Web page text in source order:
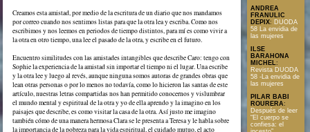
Creamos esta amistad, por medio de la escritura de un diario que nos mandamos
por correo cuando nos sentimos listas para que la otra lea y escriba. Como nos
escribimos y nos leemos en periodos de tiempo distintos, para mí es como vivir a
la otra en otro tiempo, una lee el pasado de la otra, y escribe en el futuro.
Encuentro similitudes con las amistades intangibles que describe Caro: tengo con
Sophie la experiencia de la amistad sin importar el tiempo ni el lugar. Una escribe
y la otra lee y luego al revés, aunque ninguna somos autoras de grandes obras que
lean otras personas o por lo menos no todavía, como lo hicieron las santas de este
artículo, nuestras letras compartidas nos han permitido conocernos y vislumbrar
el mundo mental y espiritual de la otra y yo de ella aprendo y la imagino en los
paisajes que describe, es como visitar la casa de la otra. Así justo me imagino
también cómo de una manera hermosa Clara se le presenta a Teresa y le habla sobre
la importancia de la pobreza para la vida espiritual, el cuidado mutuo, el acto
ANDREA
FRANULIC
DEPIX: DUODA
58 La envidia de
las mujeres
ILSE
BARAHONA
MICHEL:
Revista DUODA
58 -La envidia de
las mujeres
PILAR BABI
ROURERA:
Después de leer
“El cuerpo se
confiesa: el